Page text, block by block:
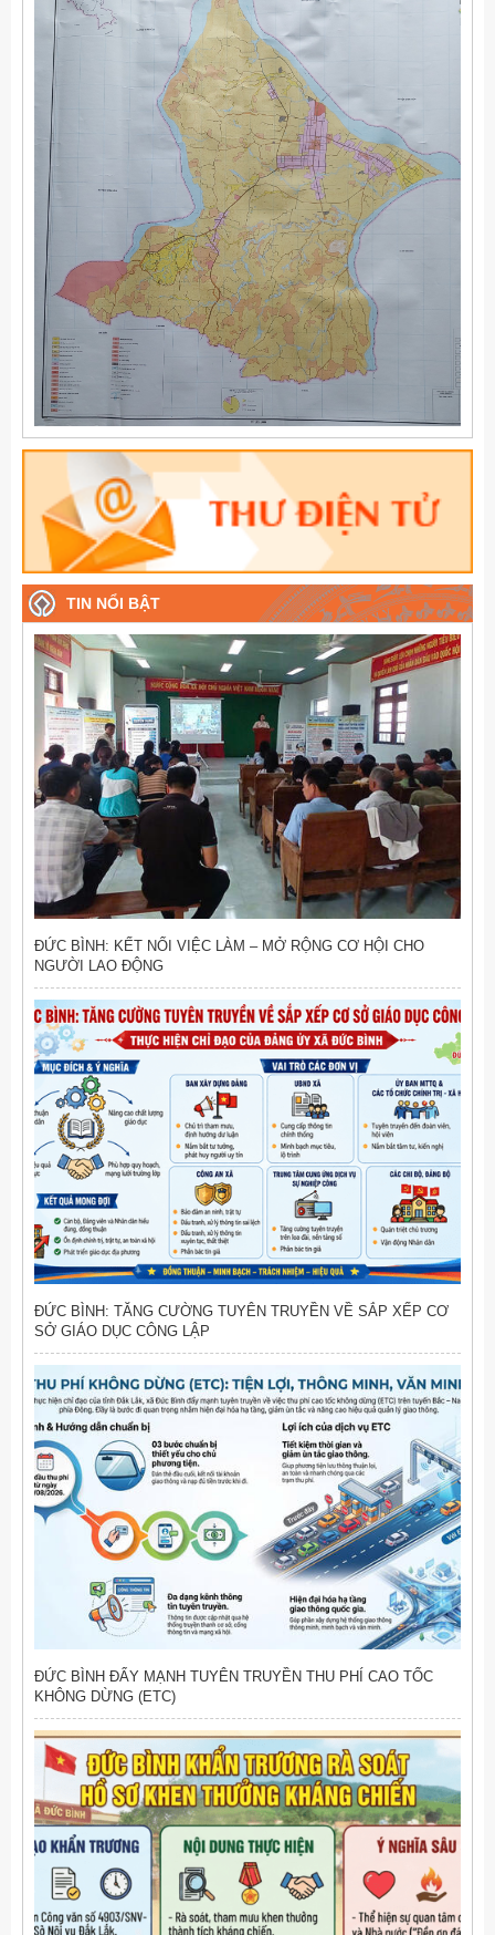
TIN NỔI BẬT
ĐỨC BÌNH: KẾT NỐI VIỆC LÀM – MỞ RỘNG CƠ HỘI CHO
NGƯỜI LAO ĐỘNG
ĐỨC BÌNH: TĂNG CƯỜNG TUYÊN TRUYỀN VỀ SẮP XẾP CƠ
SỞ GIÁO DỤC CÔNG LẬP
ĐỨC BÌNH ĐẨY MẠNH TUYÊN TRUYỀN THU PHÍ CAO TỐC
KHÔNG DỪNG (ETC)